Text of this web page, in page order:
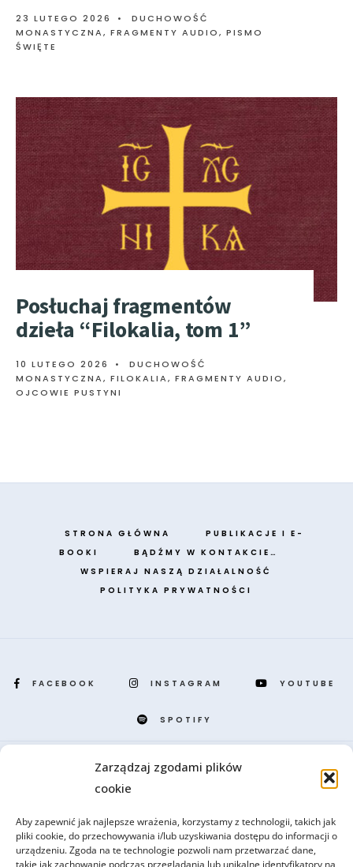
Zarządzaj zgodami plików
cookie
Aby zapewnić jak najlepsze wrażenia, korzystamy z technologii, takich jak
pliki cookie, do przechowywania i/lub uzyskiwania dostępu do informacji o
urządzeniu. Zgoda na te technologie pozwoli nam przetwarzać dane,
takie jak zachowanie podczas przeglądania lub unikalne identyfikatory na
23 LUTEGO 2026 •
DUCHOWOŚĆ
MONASTYCZNA, FRAGMENTY AUDIO, PISMO
ŚWIĘTE
Posłuchaj fragmentów
dzieła “Filokalia, tom 1”
10 LUTEGO 2026 •
DUCHOWOŚĆ
MONASTYCZNA, FILOKALIA, FRAGMENTY AUDIO,
OJCOWIE PUSTYNI
STRONA GŁÓWNA
PUBLIKACJE I E-
BOOKI
BĄDŹMY W KONTAKCIE…
WSPIERAJ NASZĄ DZIAŁALNOŚĆ
POLITYKA PRYWATNOŚCI
FACEBOOK INSTAGRAM YOUTUBE
SPOTIFY
Portal CSPB, przygotowany i prowadzony przez benedyktynów z opactwa
Odpowiedź jest prosta: CSPB to pierwsze centrum on-line, w którym
zgromadziliśmy dla Was starożytne i współczesne teksty duchowości
monastycznej.